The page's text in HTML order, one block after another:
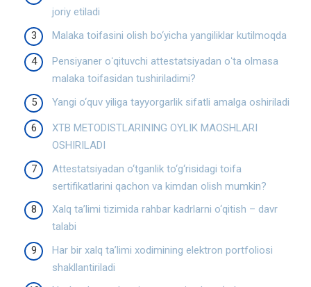
joriy etiladi
Malaka toifasini olish bo‘yicha yangiliklar kutilmoqda
Pensiyaner oʻqituvchi attestatsiyadan oʻta olmasa
malaka toifasidan tushiriladimi?
Yangi o‘quv yiliga tayyorgarlik sifatli amalga oshiriladi
XTB METODISTLARINING OYLIK MAOSHLARI
OSHIRILADI
Attestatsiyadan o‘tganlik to‘g‘risidagi toifa
sertifikatlarini qachon va kimdan olish mumkin?
Xalq ta’limi tizimida rahbar kadrlarni o‘qitish – davr
talabi
Har bir xalq ta’limi xodimining elektron portfoliosi
shakllantiriladi